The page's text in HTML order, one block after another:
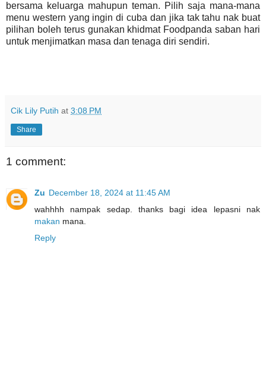
bersama keluarga mahupun teman. Pilih saja mana-mana
menu western yang ingin di cuba dan jika tak tahu nak buat
pilihan boleh terus gunakan khidmat Foodpanda saban hari
untuk menjimatkan masa dan tenaga diri sendiri.
Cik Lily Putih at 3:08 PM
Share
1 comment:
Zu December 18, 2024 at 11:45 AM
wahhhh nampak sedap. thanks bagi idea lepasni nak
makan mana.
Reply